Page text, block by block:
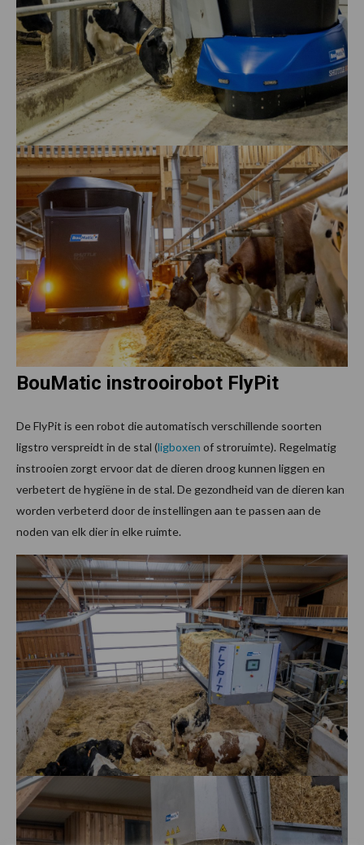
BouMatic instrooirobot FlyPit
De FlyPit is een robot die automatisch verschillende soorten
ligstro verspreidt in de stal (ligboxen of stroruimte). Regelmatig
instrooien zorgt ervoor dat de dieren droog kunnen liggen en
verbetert de hygiëne in de stal. De gezondheid van de dieren kan
worden verbeterd door de instellingen aan te passen aan de
noden van elk dier in elke ruimte.